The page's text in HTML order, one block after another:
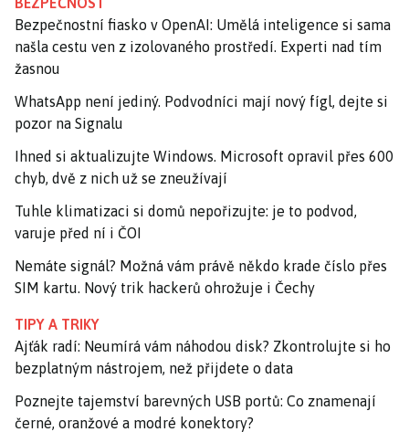
Bezpečnostní fiasko v OpenAI: Umělá inteligence si sama
našla cestu ven z izolovaného prostředí. Experti nad tím
žasnou
WhatsApp není jediný. Podvodníci mají nový fígl, dejte si
pozor na Signalu
Ihned si aktualizujte Windows. Microsoft opravil přes 600
chyb, dvě z nich už se zneužívají
Tuhle klimatizaci si domů nepořizujte: je to podvod,
varuje před ní i ČOI
Nemáte signál? Možná vám právě někdo krade číslo přes
SIM kartu. Nový trik hackerů ohrožuje i Čechy
TIPY A TRIKY
Ajťák radí: Neumírá vám náhodou disk? Zkontrolujte si ho
bezplatným nástrojem, než přijdete o data
Poznejte tajemství barevných USB portů: Co znamenají
černé, oranžové a modré konektory?